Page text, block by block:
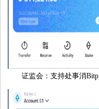
证监会：支持处事消Bitp